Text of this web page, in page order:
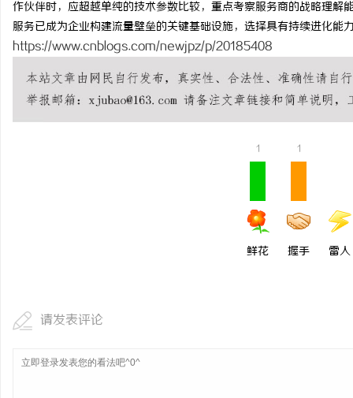
作伙伴时，应超越单纯的技术参数比较，重点考察服务商的战略理
服务已成为企业构建流量壁垒的关键基础设施，选择具有持续进化能
https://www.cnblogs.com/newjpz/p/20185408
1
鲜花
1
握手 雷人
请发表评论